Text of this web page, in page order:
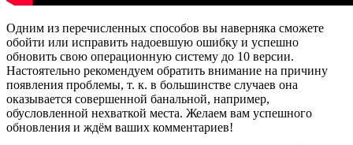
Одним из перечисленных способов вы наверняка сможете
обойти или исправить надоевшую ошибку и успешно
обновить свою операционную систему до 10 версии.
Настоятельно рекомендуем обратить внимание на причину
появления проблемы, т. к. в большинстве случаев она
оказывается совершенной банальной, например,
обусловленной нехваткой места. Желаем вам успешного
обновления и ждём ваших комментариев!